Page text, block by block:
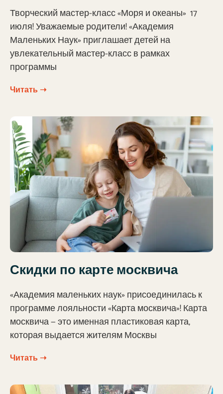
Творческий мастер-класс «Моря и океаны» 17
июля! Уважаемые родители! «Академия
Маленьких Наук» приглашает детей на
увлекательный мастер-класс в рамках
программы
Читать ➝
Скидки по карте москвича
«Академия маленьких наук» присоединилась к
программе лояльности «Карта москвича»! Карта
москвича — это именная пластиковая карта,
которая выдается жителям Москвы
Читать ➝